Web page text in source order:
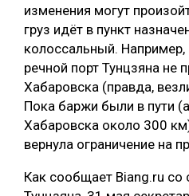
изменения могут
груз идёт в пункт
колоссальный.
речной порт Тунцзяна не
Хабаровска (правда,
Пока баржи были в пути
Хабаровска около 300
вернула ограничение на
Как сообщает Biang.ru со